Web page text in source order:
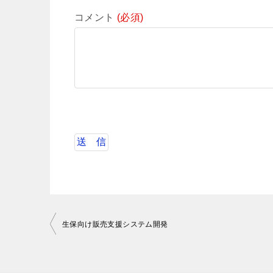
コメント (必須)
投生保向け販売支援システム開発